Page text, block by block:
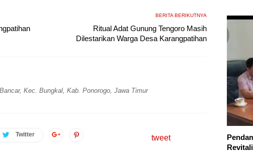
BERITA BERIKUTNYA
Ritual Adat Gunung Tengoro Masih
Dilestarikan Warga Desa Karangpatihan
Kec. Bungkal, Kab. Ponorogo, Jawa Timur
Twitter tweet